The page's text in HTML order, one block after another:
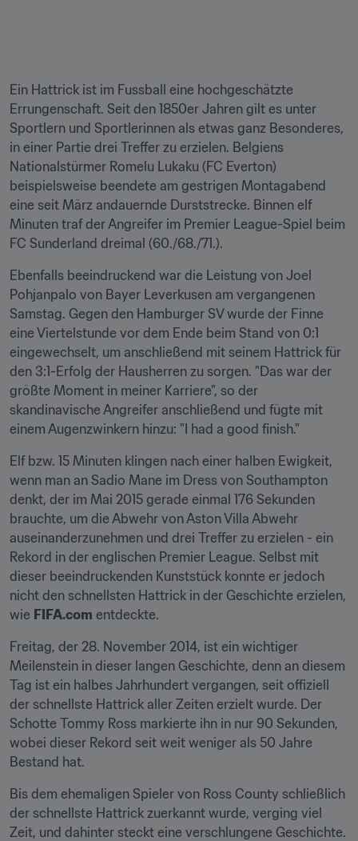
Ein Hattrick ist im Fussball eine hochgeschätzte
Errungenschaft. Seit den 1850er Jahren gilt es unter
Sportlern und Sportlerinnen als etwas ganz Besonderes,
in einer Partie drei Treffer zu erzielen. Belgiens
Nationalstürmer Romelu Lukaku (FC Everton)
beispielsweise beendete am gestrigen Montagabend
eine seit März andauernde Durststrecke. Binnen elf
Minuten traf der Angreifer im Premier League-Spiel beim
FC Sunderland dreimal (60./68./71.).
Ebenfalls beeindruckend war die Leistung von Joel
Pohjanpalo von Bayer Leverkusen am vergangenen
Samstag. Gegen den Hamburger SV wurde der Finne
eine Viertelstunde vor dem Ende beim Stand von 0:1
eingewechselt, um anschließend mit seinem Hattrick für
den 3:1-Erfolg der Hausherren zu sorgen. "Das war der
größte Moment in meiner Karriere", so der
skandinavische Angreifer anschließend und fügte mit
einem Augenzwinkern hinzu: "I had a good finish."
Elf bzw. 15 Minuten klingen nach einer halben Ewigkeit,
wenn man an Sadio Mane im Dress von Southampton
denkt, der im Mai 2015 gerade einmal 176 Sekunden
brauchte, um die Abwehr von Aston Villa Abwehr
auseinanderzunehmen und drei Treffer zu erzielen - ein
Rekord in der englischen Premier League. Selbst mit
dieser beeindruckenden Kunststück konnte er jedoch
nicht den schnellsten Hattrick in der Geschichte erzielen,
wie FIFA.com entdeckte.
Freitag, der 28. November 2014, ist ein wichtiger
Meilenstein in dieser langen Geschichte, denn an diesem
Tag ist ein halbes Jahrhundert vergangen, seit offiziell
der schnellste Hattrick aller Zeiten erzielt wurde. Der
Schotte Tommy Ross markierte ihn in nur 90 Sekunden,
wobei dieser Rekord seit weit weniger als 50 Jahre
Bestand hat.
Bis dem ehemaligen Spieler von Ross County schließlich
der schnellste Hattrick zuerkannt wurde, verging viel
Zeit, und dahinter steckt eine verschlungene Geschichte.